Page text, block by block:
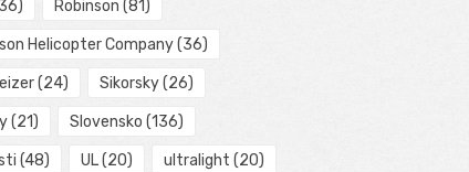
Robinson (81)
Helicopter Company(36)
(24) Sikorsky(26)
(21) Slovensko (136)
(48) UL(20) ultralight (20)